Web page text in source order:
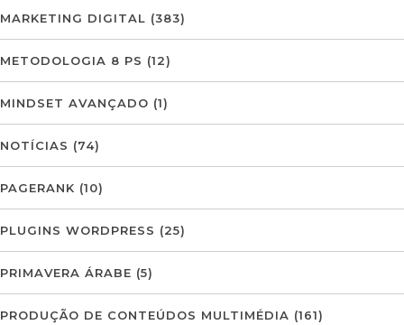
MARKETING DIGITAL (383)
METODOLOGIA 8 PS (12)
MINDSET AVANÇADO (1)
NOTÍCIAS (74)
PAGERANK (10)
PLUGINS WORDPRESS (25)
PRIMAVERA ÁRABE (5)
PRODUÇÃO DE CONTEÚDOS MULTIMÉDIA (161)